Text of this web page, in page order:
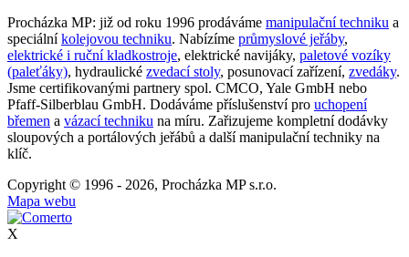
Procházka MP: již od roku 1996 prodáváme manipulační techniku a
speciálníkolejovou techniku. Nabízíme průmyslové jeřáby,
elektrické i ruční kladkostroje, elektrické navijáky, paletové vozíky
(paleťáky), hydraulické zvedací stoly, posunovací zařízení, zvedáky.
Jsme certifikovanými partnery spol. CMCO, Yale GmbH nebo
Pfaff-Silberblau GmbH. Dodáváme příslušenství pro uchopení
břemen a vázací techniku na míru. Zařizujeme kompletní dodávky
sloupových a portálových jeřábů a další manipulační techniky na
klíč.
Copyright © 1996 - 2026, Procházka MP s.r.o.
Mapa webu
X